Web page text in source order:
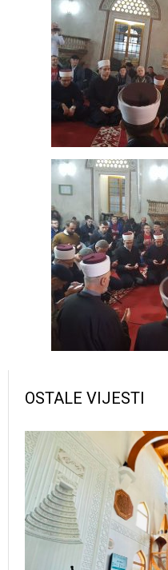
OSTALE VIJESTI